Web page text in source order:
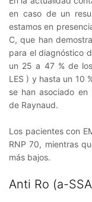
en caso de un
estamos en
C, que han
para el diagnóstico
un 25 a 47 % de
LES ) y hasta un 10
se han asociado en
de Raynaud.
Los pacientes con
RNP 70, mientras
más bajos.
Anti Ro (a-